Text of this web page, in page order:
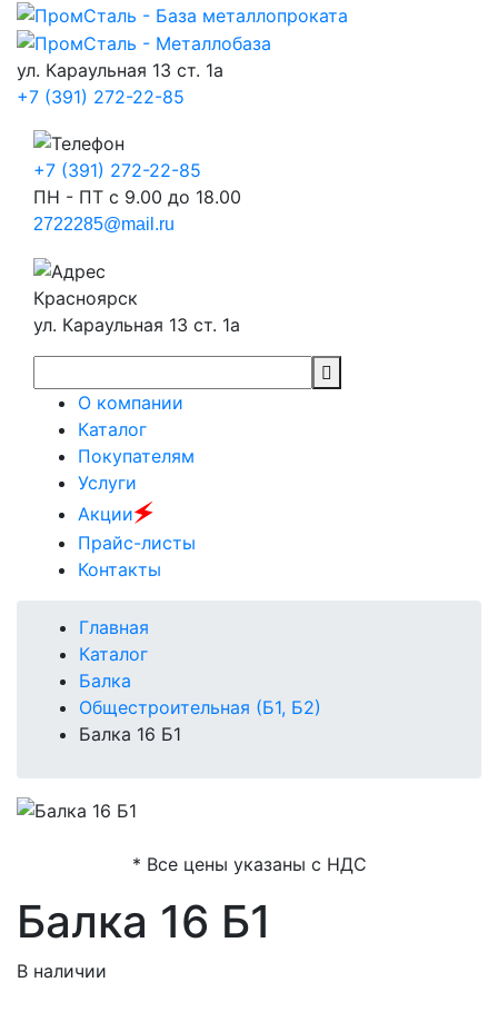
ул. Караульная 13 ст. 1а
+7 (391) 272-22-85
+7 (391) 272-22-85
ПН - ПТ с 9.00 до 18.00
2722285@mail.ru
Красноярск
ул. Караульная 13 ст. 1а
О компании
Каталог
Покупателям
Услуги
Акции🗲
Прайс-листы
Контакты
Главная
Каталог
Балка
Общестроительная (Б1, Б2)
Балка 16 Б1
* Все цены указаны с НДС
Балка 16 Б1
В наличии